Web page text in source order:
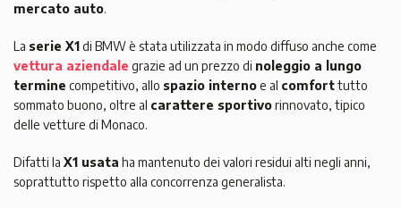
mercato auto.
La serie X1di BMW è stata utilizzata in modo diffuso anche come
vettura aziendale grazie ad un prezzo di noleggio a lungo
termine competitivo, allo spazio internoe al comforttutto
sommato buono, oltre al carattere sportivorinnovato, tipico
delle vetture di Monaco.
Difatti la X1 usata ha mantenuto dei valori residui alti negli anni,
soprattutto rispetto alla concorrenza generalista.